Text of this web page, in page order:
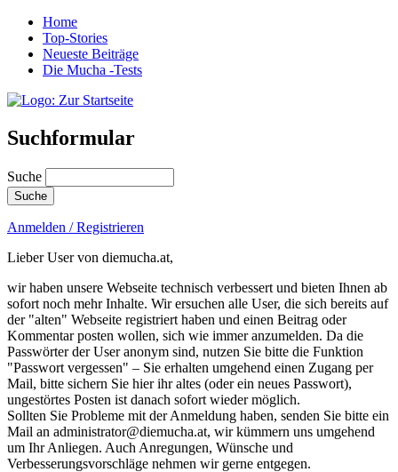
Home
Top-Stories
Neueste Beiträge
Die Mucha -Tests
Suchformular
Suche
Anmelden / Registrieren
Lieber User von diemucha.at,
wir haben unsere Webseite technisch verbessert und bieten Ihnen ab
sofort noch mehr Inhalte. Wir ersuchen alle User, die sich bereits auf
der "alten" Webseite registriert haben und einen Beitrag oder
Kommentar posten wollen, sich wie immer anzumelden. Da die
Passwörter der User anonym sind, nutzen Sie bitte die Funktion
"Passwort vergessen" – Sie erhalten umgehend einen Zugang per
Mail, bitte sichern Sie hier ihr altes (oder ein neues Passwort),
ungestörtes Posten ist danach sofort wieder möglich.
Sollten Sie Probleme mit der Anmeldung haben, senden Sie bitte ein
Mail an administrator@diemucha.at, wir kümmern uns umgehend
um Ihr Anliegen. Auch Anregungen, Wünsche und
Verbesserungsvorschläge nehmen wir gerne entgegen.